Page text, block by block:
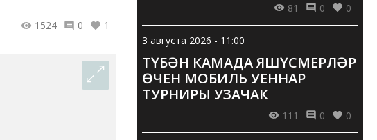
1524 0 1
81 0 0
3 августа 2026 - 11:00
ТҮБӘН КАМАДА ЯШҮСМЕРЛӘР
ӨЧЕН МОБИЛЬ УЕННАР
ТУРНИРЫ УЗАЧАК
111 0 0